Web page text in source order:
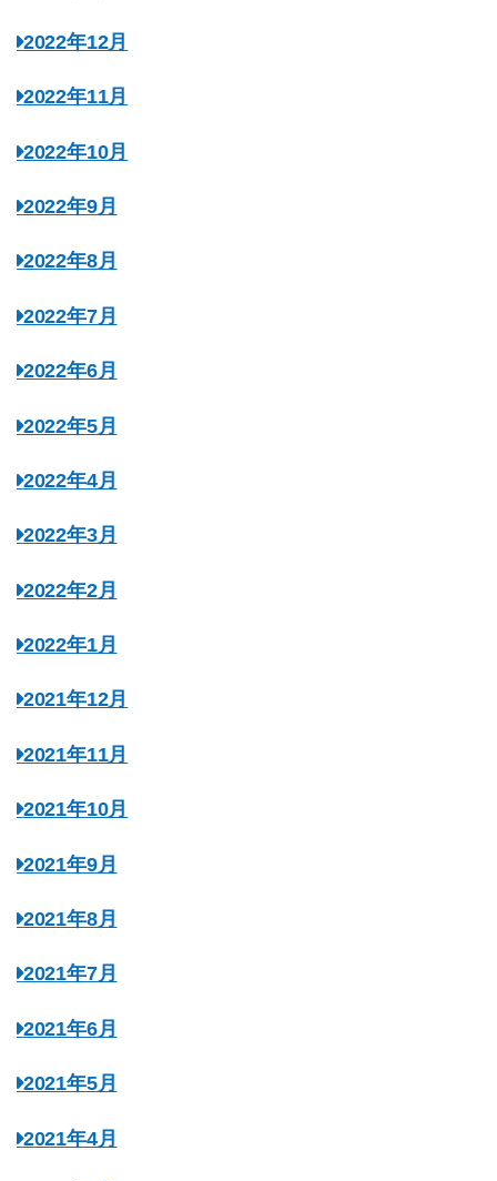
2022年12月
2022年11月
2022年10月
2022年9月
2022年8月
2022年7月
2022年6月
2022年5月
2022年4月
2022年3月
2022年2月
2022年1月
2021年12月
2021年11月
2021年10月
2021年9月
2021年8月
2021年7月
2021年6月
2021年5月
2021年4月